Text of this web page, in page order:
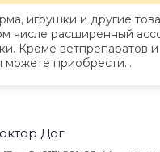
игрушки и другие
числе расширенный
Кроме ветпрепаратов и
можете приобрести...
Дог